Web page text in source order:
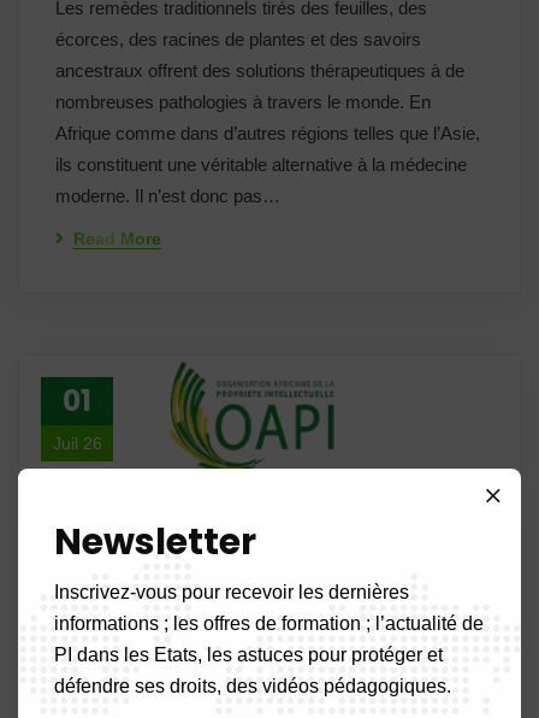
Les remèdes traditionnels tirés des feuilles, des
écorces, des racines de plantes et des savoirs
ancestraux offrent des solutions thérapeutiques à de
nombreuses pathologies à travers le monde. En
Afrique comme dans d’autres régions telles que l’Asie,
ils constituent une véritable alternative à la médecine
moderne. Il n’est donc pas…
Read More
01
Juil 26
Newsletter
Inscrivez-vous pour recevoir les dernières
informations ; les offres de formation ; l’actualité de
PI dans les Etats, les astuces pour protéger et
défendre ses droits, des vidéos pédagogiques.